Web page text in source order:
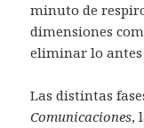
minuto de
dimensiones
eliminar lo antes
Las distintas
Comunicaciones,